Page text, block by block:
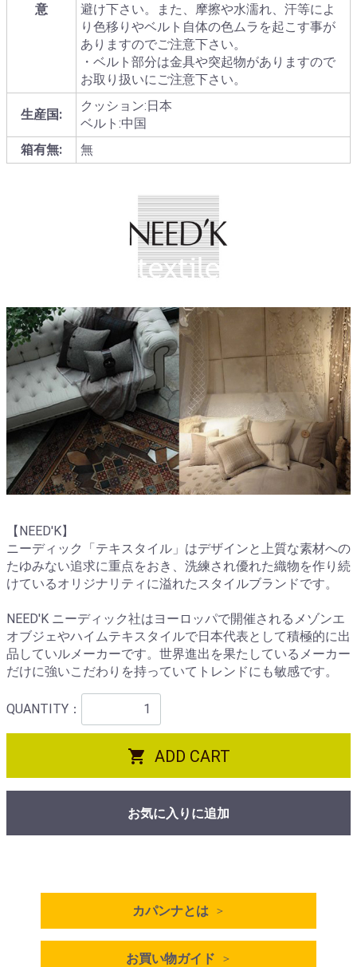
意
避け下さい。また、摩擦や水濡れ、汗等によ
り色移りやベルト自体の色ムラを起こす事が
ありますのでご注意下さい。
・ベルト部分は金具や突起物がありますので
お取り扱いにご注意下さい。
生産国:
クッション:日本
ベルト:中国
箱有無:
無
【NEED'K】
ニーディック「テキスタイル」はデザインと上質な素材への
たゆみない追求に重点をおき、洗練され優れた織物を作り続
けているオリジナリティに溢れたスタイルブランドです。
NEED'K ニーディック社はヨーロッパで開催されるメゾンエ
オブジェやハイムテキスタイルで日本代表として積極的に出
品していルメーカーです。世界進出を果たしているメーカー
だけに強いこだわりを持っていてトレンドにも敏感です。
QUANTITY：
 ADD CART
お気に入りに追加
カパンナとは
お買い物ガイド